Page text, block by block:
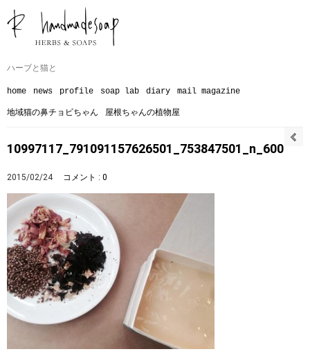
ハーブと猫と
home news profile soap lab diary mail magazine
地域猫の鼻チョビちゃん 屋根ちゃんの植物屋
10997117_791091157626501_753847501_n_600
2015/02/24 コメント : 0